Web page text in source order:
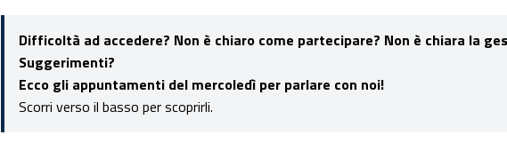
Difficoltà ad accedere? Non è chiaro come partecipare? Non è chiara la
Suggerimenti?
Ecco gli appuntamenti del mercoledì per parlare con noi!
Scorri verso il basso per scoprirli.